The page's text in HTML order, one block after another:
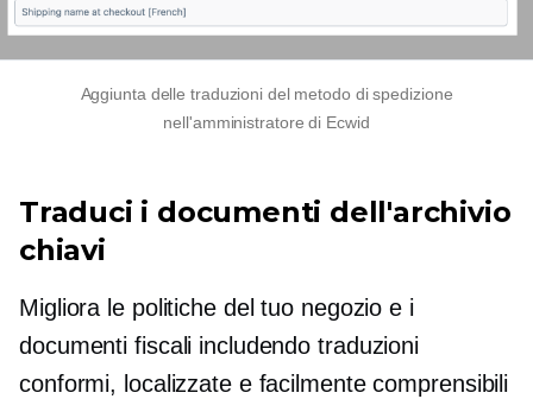
Aggiunta delle traduzioni del metodo di spedizione
nell'amministratore di Ecwid
Traduci i documenti dell'archivio
chiavi
Migliora le politiche del tuo negozio e i
documenti fiscali includendo traduzioni
conformi, localizzate e facilmente comprensibili